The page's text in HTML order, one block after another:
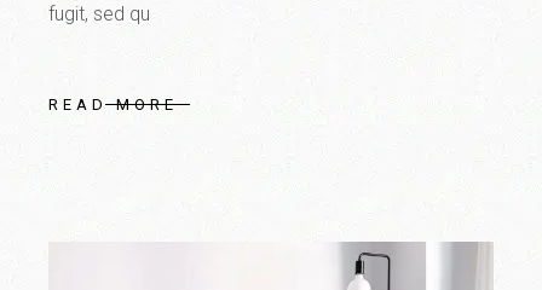
fugit, sed qu
READ MORE